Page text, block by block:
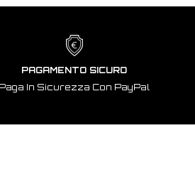
PAGAMENTO SICURO
Paga In Sicurezza Con PayPal